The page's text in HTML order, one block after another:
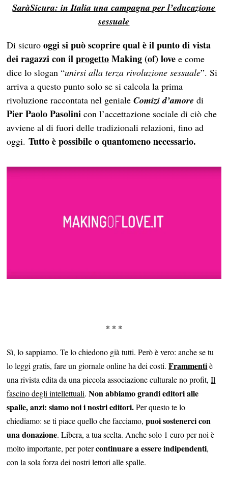
SaràSicura: in Italia una campagna per l’educazione
sessuale
Di sicurooggi si può scoprire qual è il punto di vista
dei ragazzi con ilprogetto Making (of) love e come
dice lo slogan “unirsi alla terza rivoluzione sessuale”. Si
arriva a questo punto solo se si calcola la prima
rivoluzione raccontata nel genialeComizi d’amore di
Pier Paolo Pasolini con l’accettazione sociale di ciò che
avviene al di fuori delle tradizionali relazioni, fino ad
oggi.Tutto è possibile o quantomeno necessario.
* * *
Sì, lo sappiamo. Te lo chiedono già tutti. Però è vero: anche se tu
lo leggi gratis, fare un giornale online ha dei costi.Frammenti è
una rivista edita da una piccola associazione culturale no profit,Il
fascino degli intellettuali.Non abbiamo grandi editori alle
spalle, anzi: siamo noi i nostri editori.Per questo te lo
chiediamo: se ti piace quello che facciamo,puoi sostenerci con
una donazione. Libera, a tua scelta. Anche solo 1 euro per noi è
molto importante, per potercontinuare a essere indipendenti,
con la sola forza dei nostri lettori alle spalle.